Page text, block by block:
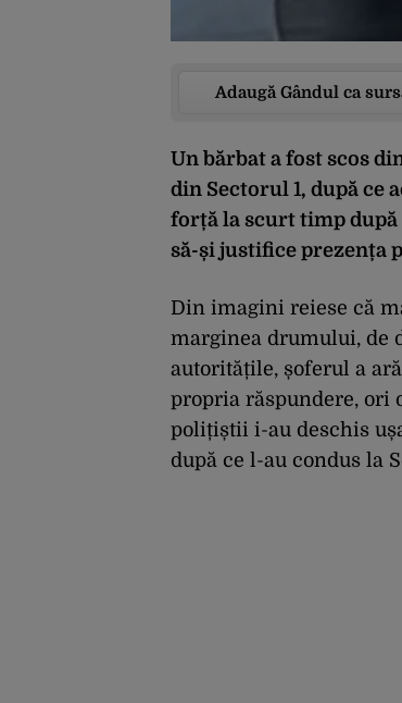
Adaugă Gândul ca
Un bărbat a fost scos
din Sectorul 1, după
forță la scurt timp după
să-și justifice prezența
Din imagini reiese că
marginea drumului, de
autoritățile, șoferul a
propria răspundere, ori
polițiștii i-au deschis
după ce l-au condus la